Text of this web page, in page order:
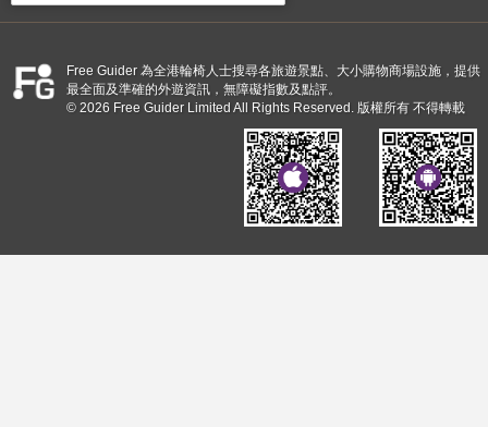
Free Guider 為全港輪椅人士搜尋各旅遊景點、大小購物商場設施，提供
最全面及準確的外遊資訊，無障礙指數及點評。
© 2026 Free Guider Limited All Rights Reserved. 版權所有 不得轉載